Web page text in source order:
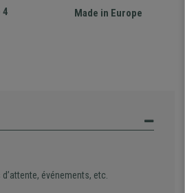
4
Made in Europe
événements, etc.